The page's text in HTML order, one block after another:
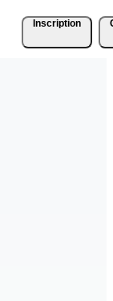
Inscription